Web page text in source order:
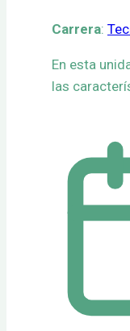
Carrera:
En esta
las